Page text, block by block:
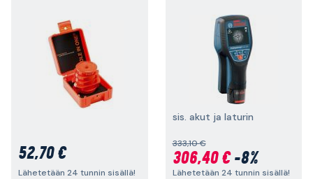
52,70 €
Lähetetään 24 tunnin sisällä!
sis. akut ja laturin
333,10 €
306,40 €-8%
Lähetetään 24 tunnin sisällä!